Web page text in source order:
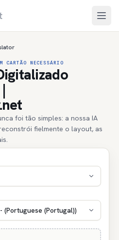
Abrir
CARTÃO NECESSÁRIO
foi tão simples: a nossa IA
fielmente o layout, as
(Portuguese (Portugal))